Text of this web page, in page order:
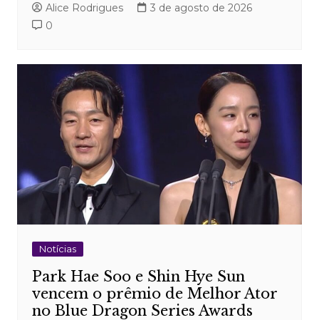
Alice Rodrigues
3 de agosto de 2026
0
Notícias
Park Hae Soo e Shin Hye Sun
vencem o prêmio de Melhor Ator
no Blue Dragon Series Awards